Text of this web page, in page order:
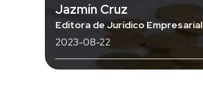
Jazmín Cruz
Editora de Jurídico Empresarial
2023-08-22